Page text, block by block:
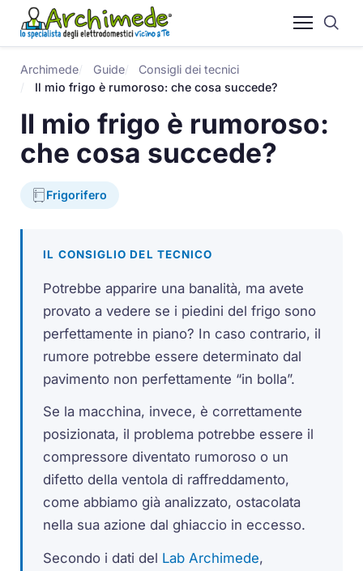
Archimede Guide
Consigli dei tecnici
Il mio frigo è rumoroso: che cosa succede?
Il mio frigo è rumoroso:
che cosa succede?
Frigorifero
IL CONSIGLIO DEL TECNICO
Potrebbe apparire una banalità, ma avete
provato a vedere se i piedini del frigo sono
perfettamente in piano? In caso contrario, il
rumore potrebbe essere determinato dal
pavimento non perfettamente “in bolla”.
Se la macchina, invece, è correttamente
posizionata, il problema potrebbe essere il
compressore diventato rumoroso o un
difetto della ventola di raffreddamento,
come abbiamo già analizzato, ostacolata
nella sua azione dal ghiaccio in eccesso.
Secondo i dati del Lab Archimede,